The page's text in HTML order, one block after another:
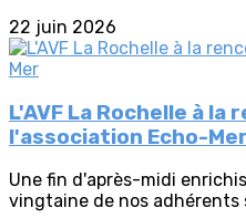
22 juin 2026
L'AVF La Rochelle à la
l'association Echo-Mer
Une fin d'après-midi
vingtaine de nos adhérents